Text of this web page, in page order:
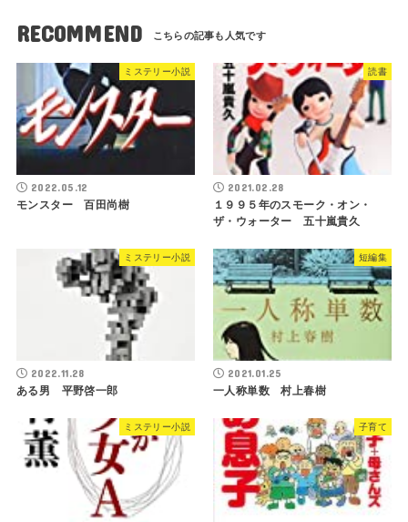
RECOMMEND
ミステリー小説
2022.05.12
モンスター 百田尚樹
読書
2021.02.28
１９９５年のスモーク・オン・
ザ・ウォーター 五十嵐貴久
ミステリー小説
2022.11.28
ある男 平野啓一郎
短編集
2021.01.25
一人称単数 村上春樹
ミステリー小説 子育て